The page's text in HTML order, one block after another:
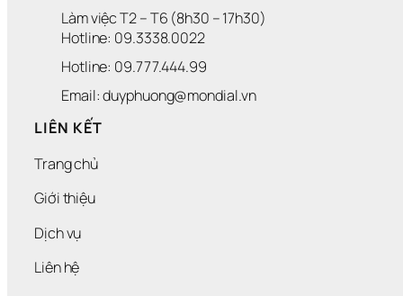
Làm việc T2 – T6 (8h30 – 17h30)
Hotline: 09.3338.0022
Hotline: 09.777.444.99
Email: duyphuong@mondial.vn
LIÊN KẾT
Trang chủ
Giới thiệu
Dịch vụ
Liên hệ